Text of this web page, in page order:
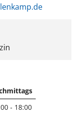
- 18:00